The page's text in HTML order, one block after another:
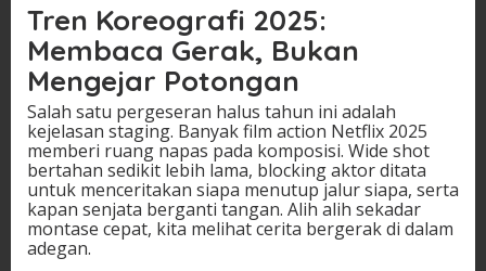
Tren Koreografi 2025:
Membaca Gerak, Bukan
Mengejar Potongan
Salah satu pergeseran halus tahun ini adalah
kejelasan staging. Banyak film action Netflix 2025
memberi ruang napas pada komposisi. Wide shot
bertahan sedikit lebih lama, blocking aktor ditata
untuk menceritakan siapa menutup jalur siapa, serta
kapan senjata berganti tangan. Alih alih sekadar
montase cepat, kita melihat cerita bergerak di dalam
adegan.